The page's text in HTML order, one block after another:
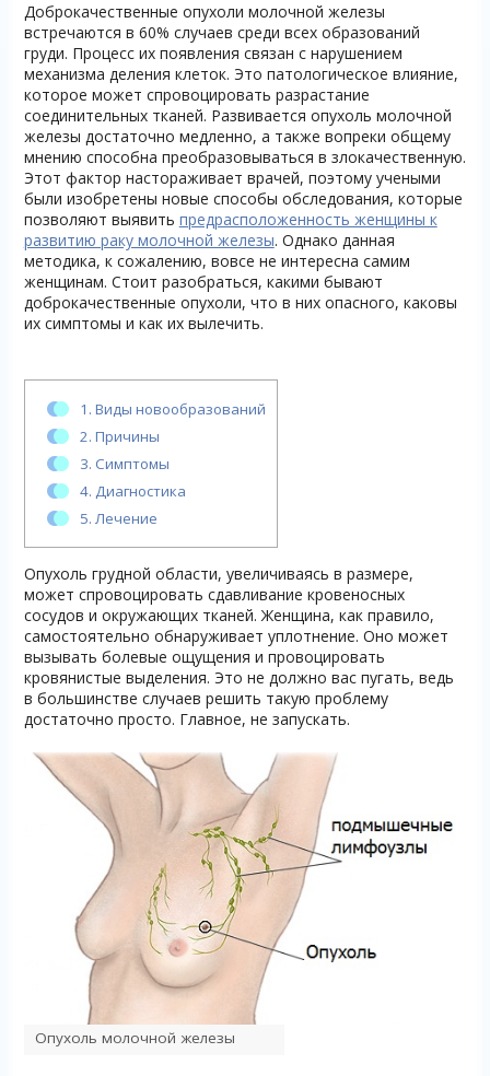
Доброкачественные опухоли молочной железы
встречаются в 60% случаев среди всех образований
груди. Процесс их появления связан с нарушением
механизма деления клеток. Это патологическое влияние,
которое может спровоцировать разрастание
соединительных тканей. Развивается опухоль молочной
железы достаточно медленно, а также вопреки общему
мнению способна преобразовываться в злокачественную.
Этот фактор настораживает врачей, поэтому учеными
были изобретены новые способы обследования, которые
позволяют выявить предрасположенность женщины к
развитию раку молочной железы. Однако данная
методика, к сожалению, вовсе не интересна самим
женщинам. Стоит разобраться, какими бывают
доброкачественные опухоли, что в них опасного, каковы
их симптомы и как их вылечить.
1. Виды новообразований
2. Причины
3. Симптомы
4. Диагностика
5. Лечение
Опухоль грудной области, увеличиваясь в размере,
может спровоцировать сдавливание кровеносных
сосудов и окружающих тканей. Женщина, как правило,
самостоятельно обнаруживает уплотнение. Оно может
вызывать болевые ощущения и провоцировать
кровянистые выделения. Это не должно вас пугать, ведь
в большинстве случаев решить такую проблему
достаточно просто. Главное, не запускать.
Опухоль молочной железы